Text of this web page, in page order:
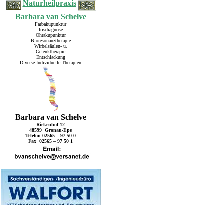
Naturheilpraxis
Barbara van Schelve
Farbakupunktur
Irisdiagnose
Ohrakupunktur
Bioresonanztherapie
Wirbelsäulen- u.
Gelenktherapie
Entschlackung
Diverse Individuelle Therapien
Barbara van Schelve
Riekenhof 12
48599 Gronau-Epe
Telefon 02565 – 97 50 0
Fax 02565 – 97 50 1